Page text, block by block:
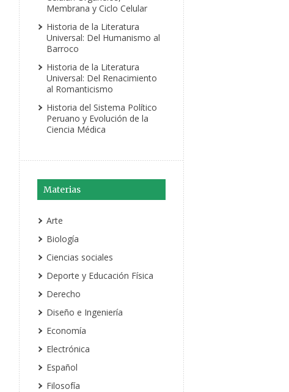
Membrana y Ciclo Celular
Historia de la Literatura
Universal: Del Humanismo al
Barroco
Historia de la Literatura
Universal: Del Renacimiento
al Romanticismo
Historia del Sistema Político
Peruano y Evolución de la
Ciencia Médica
Materias
Arte
Biología
Ciencias sociales
Deporte y Educación Física
Derecho
Diseño e Ingeniería
Economía
Electrónica
Español
Filosofía